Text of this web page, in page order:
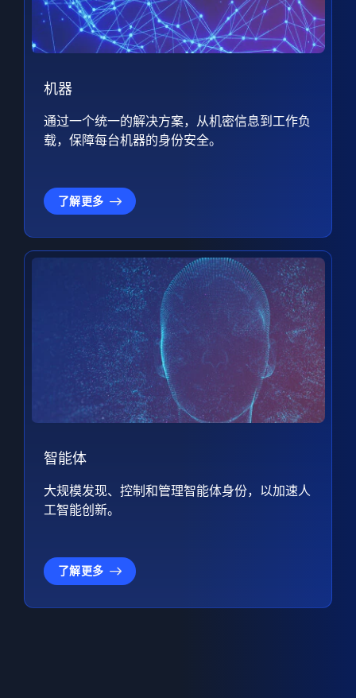
机器
通过一个统一的解决方案，从机密信息到工作负
载，保障每台机器的身份安全。
了解更多
智能体
大规模发现、控制和管理智能体身份，以加速人
工智能创新。
了解更多